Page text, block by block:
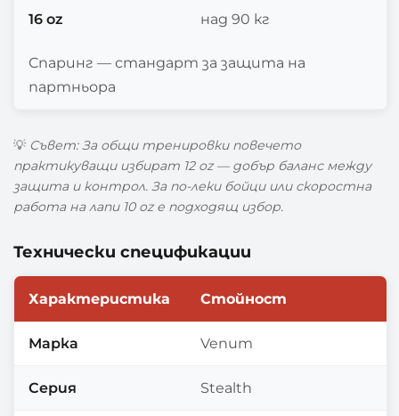
16 oz над 90 кг
Спаринг — стандарт за защита на
партньора
💡 Съвет: За общи тренировки повечето
практикуващи избират 12 oz — добър баланс между
защита и контрол. За по-леки бойци или скоростна
работа на лапи 10 oz е подходящ избор.
Технически спецификации
Характеристика Стойност
Марка Venum
Серия Stealth